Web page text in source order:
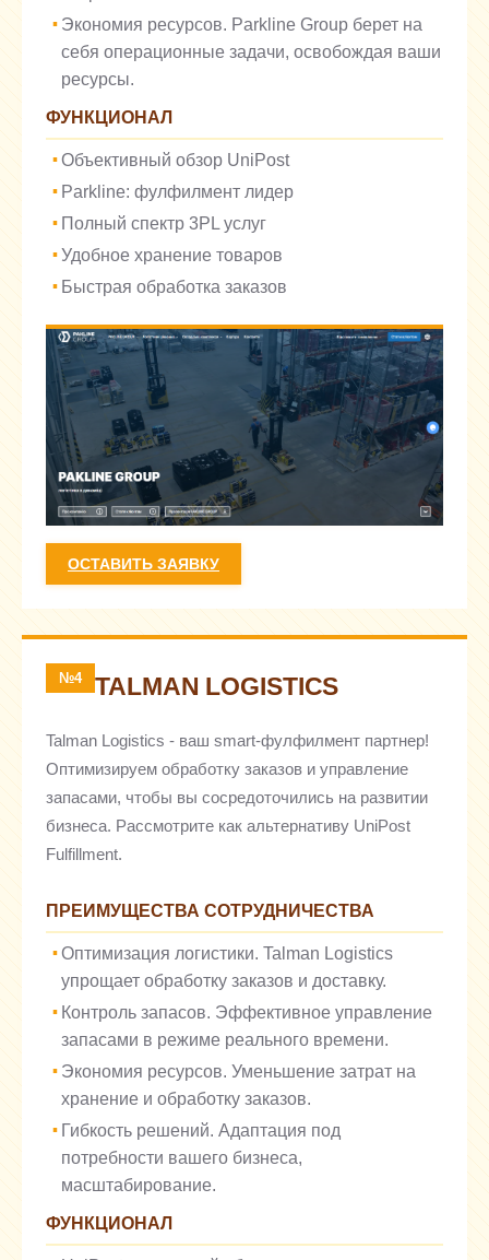
Экономия ресурсов. Parkline Group берет на
себя операционные задачи, освобождая ваши
ресурсы.
ФУНКЦИОНАЛ
Объективный обзор UniPost
Parkline: фулфилмент лидер
Полный спектр 3PL услуг
Удобное хранение товаров
Быстрая обработка заказов
ОСТАВИТЬ ЗАЯВКУ
№4 TALMAN LOGISTICS
Talman Logistics - ваш smart-фулфилмент партнер!
Оптимизируем обработку заказов и управление
запасами, чтобы вы сосредоточились на развитии
бизнеса. Рассмотрите как альтернативу UniPost
Fulfillment.
ПРЕИМУЩЕСТВА СОТРУДНИЧЕСТВА
Оптимизация логистики. Talman Logistics
упрощает обработку заказов и доставку.
Контроль запасов. Эффективное управление
запасами в режиме реального времени.
Экономия ресурсов. Уменьшение затрат на
хранение и обработку заказов.
Гибкость решений. Адаптация под
потребности вашего бизнеса,
масштабирование.
ФУНКЦИОНАЛ